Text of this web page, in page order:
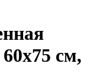
см,